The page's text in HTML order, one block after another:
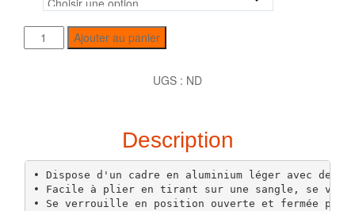
Ajouter au panier
UGS : ND
Description
• Dispose d'un cadre en aluminium léger avec des
• Facile à plier en tirant sur une sangle, se
• Se verrouille en position ouverte et fermée